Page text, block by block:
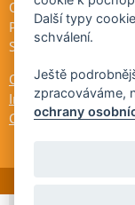
Otevřeno:
Po-Pá 9-17
So 9-11:30
Ochrana osobních
Informace ÚKZÚZ
Cookies
Další typy
schválení.
Ještě
zpracováváme,
ochrany